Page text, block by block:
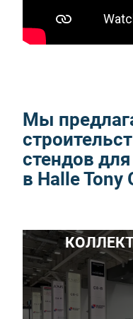
Мы
стендов
в Halle Tony